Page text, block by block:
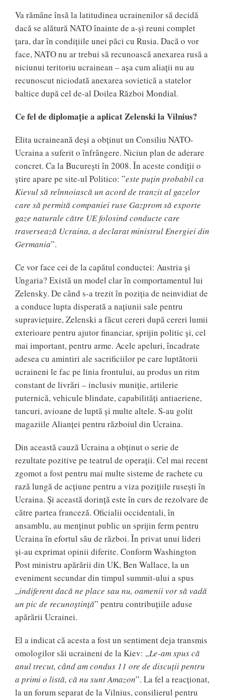
Va rămâne însă la latitudinea ucrainenilor să decidă
dacă se alătură NATO înainte de a-și reuni complet
țara, dar în condițiile unei păci cu Rusia. Dacă o vor
face, NATO nu ar trebui să recunoască anexarea rusă a
niciunui teritoriu ucrainean – așa cum aliații nu au
recunoscut niciodată anexarea sovietică a statelor
baltice după cel de-al Doilea Război Mondial.
Ce fel de diplomație a aplicat Zelenski la Vilnius?
Elita ucraineană deși a obținut un Consiliu NATO-
Ucraina a suferit o înfrângere. Niciun plan de aderare
concret. Ca la București în 2008. În aceste condiții o
știre apare pe site-ul Politico: ”este puțin probabil ca
Kievul să reînnoiască un acord de tranzit al gazelor
care să permită companiei ruse Gazprom să exporte
gaze naturale către UE folosind conducte care
traversează Ucraina, a declarat ministrul Energiei din
Germania”.
Ce vor face cei de la capătul conductei: Austria și
Ungaria? Există un model clar în comportamentul lui
Zelensky. De când s-a trezit în poziția de neinvidiat de
a conduce lupta disperată a națiunii sale pentru
supraviețuire, Zelenski a făcut cereri după cereri lumii
exterioare pentru ajutor financiar, sprijin politic și, cel
mai important, pentru arme. Acele apeluri, încadrate
adesea cu amintiri ale sacrificiilor pe care luptătorii
ucraineni le fac pe linia frontului, au produs un ritm
constant de livrări – inclusiv muniție, artilerie
puternică, vehicule blindate, capabilități antiaeriene,
tancuri, avioane de luptă și multe altele. S-au golit
magaziile Alianței pentru războiul din Ucraina.
Din această cauză Ucraina a obținut o serie de
rezultate pozitive pe teatrul de operații. Cel mai recent
zgomot a fost pentru mai multe sisteme de rachete cu
rază lungă de acțiune pentru a viza pozițiile rusești în
Ucraina. Și această dorință este în curs de rezolvare de
către partea franceză. Oficialii occidentali, în
ansamblu, au menținut public un sprijin ferm pentru
Ucraina în efortul său de război. În privat unui lideri
și-au exprimat opinii diferite. Conform Washington
Post ministru apărării din UK, Ben Wallace, la un
eveniment secundar din timpul summit-ului a spus
„indiferent dacă ne place sau nu, oamenii vor să vadă
un pic de recunoștință” pentru contribuțiile aduse
apărării Ucrainei.
El a indicat că acesta a fost un sentiment deja transmis
omologilor săi ucraineni de la Kiev: „Le-am spus că
anul trecut, când am condus 11 ore de discuții pentru
a primi o listă, că nu sunt Amazon”. La fel a reacționat,
la un forum separat de la Vilnius, consilierul pentru